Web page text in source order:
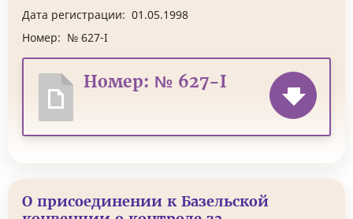
Дата регистрации: 01.05.1998
Номер: № 627-I
Номер: № 627-I
О присоединении к Базельской